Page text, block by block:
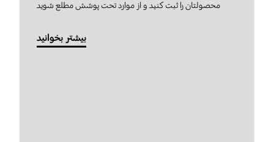
محصولتان را ثبت کنید و از موارد تحت پوشش مطلع شوید
بیشتر بخوانید